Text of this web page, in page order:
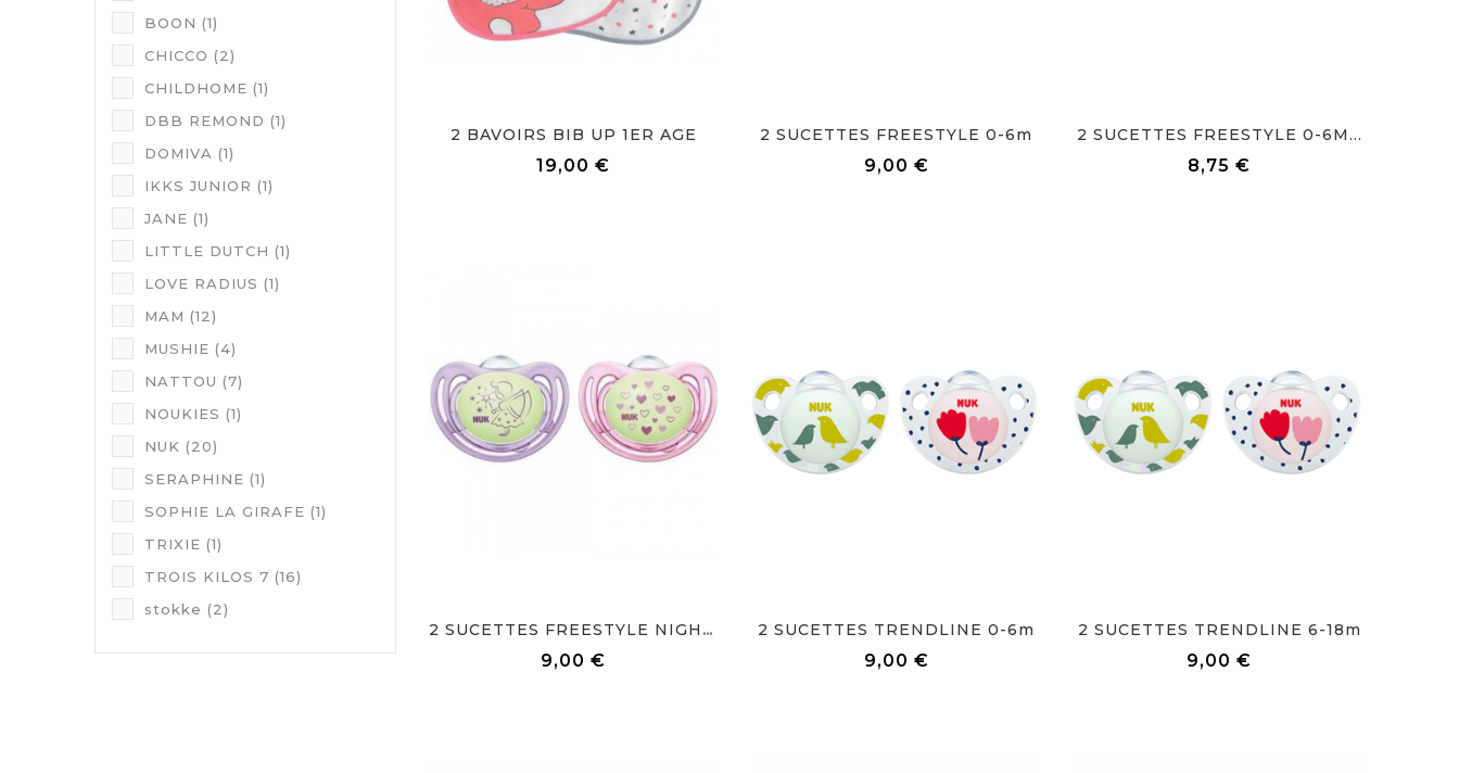
BOON (1)
CHICCO (2)
CHILDHOME (1)
DBB REMOND (1)
DOMIVA (1)
IKKS JUNIOR (1)
JANE (1)
LITTLE DUTCH (1)
LOVE RADIUS (1)
MAM (12)
MUSHIE (4)
NATTOU (7)
NOUKIES (1)
NUK (20)
SERAPHINE (1)
SOPHIE LA GIRAFE (1)
TRIXIE (1)
TROIS KILOS 7 (16)
stokke (2)
2 BAVOIRS BIB UP 1ER AGE
19,00 €
2 SUCETTES FREESTYLE 0-6m
9,00 €Prix
2 SUCETTES FREESTYLE 0-6M...
8,75 €
2 SUCETTES FREESTYLE NIGHT...
9,00 €
2 SUCETTES TRENDLINE 0-6m
9,00 €Prix
2 SUCETTES TRENDLINE 6-18m
9,00 €